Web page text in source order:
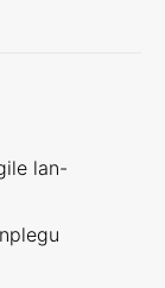
lan-